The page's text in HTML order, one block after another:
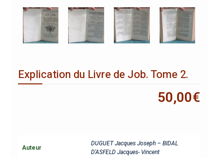
Explication du Livre de Job. Tome 2.
50,00€
Auteur
DUGUET Jacques Joseph – BIDAL
D'ASFELD Jacques- Vincent